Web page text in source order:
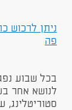
פה
בכל שבוע
לנושא אחר